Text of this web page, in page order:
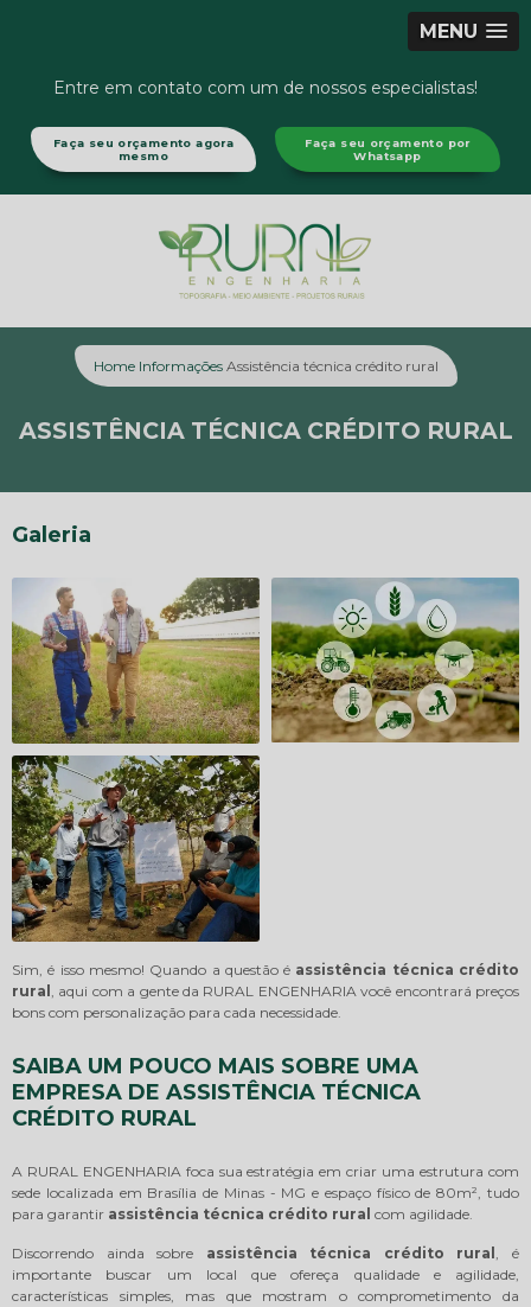
MENU
Entre em contato com um de nossos especialistas!
Faça seu orçamento agora
mesmo
Faça seu orçamento por
Whatsapp
Home Informações Assistência técnica crédito rural
ASSISTÊNCIA TÉCNICA CRÉDITO RURAL
Galeria
Sim, é isso mesmo! Quando a questão é assistência técnica crédito
rural , aqui com a gente da RURAL ENGENHARIA você encontrará preços
bons com personalização para cada necessidade.
SAIBA UM POUCO MAIS SOBRE UMA
EMPRESA DE ASSISTÊNCIA TÉCNICA
CRÉDITO RURAL
A RURAL ENGENHARIA foca sua estratégia em criar uma estrutura com
sede localizada em Brasília de Minas - MG e espaço físico de 80m², tudo
para garantir assistência técnica crédito rural com agilidade.
Discorrendo ainda sobre assistência técnica crédito rural , é
importante buscar um local que ofereça qualidade e agilidade,
características simples, mas que mostram o comprometimento da